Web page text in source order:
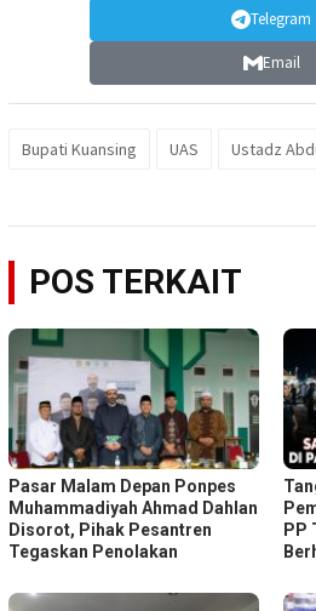
Telegram
Email
Bupati Kuansing UAS Ustadz
POS TERKAIT
Pasar Malam Depan Ponpes
Muhammadiyah Ahmad Dahlan
Disorot, Pihak Pesantren
Tegaskan Penolakan
PP